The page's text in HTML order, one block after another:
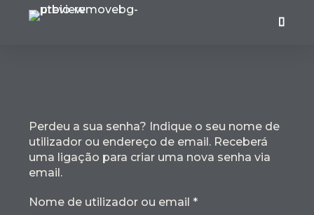
Perdeu a sua senha? Indique o seu nome de
utilizador ou endereço de email. Receberá
uma ligação para criar uma nova senha via
email.
Nome de utilizador ou email*